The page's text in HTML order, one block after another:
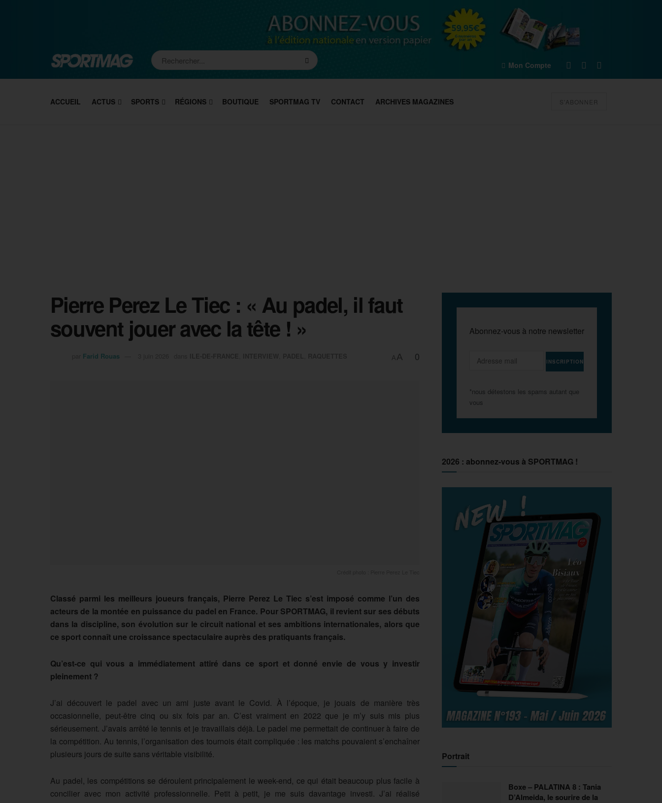
Mon Compte
ACCUEIL ACTUS SPORTS RÉGIONS BOUTIQUE SPORTMAG TV CONTACT ARCHIVES MAGAZINES S'ABONNER
Pierre Perez Le Tiec : « Au padel, il faut
souvent jouer avec la tête ! »
Farid Rouas A A 0
Classé parmi les meilleurs joueurs français, Pierre Perez Le Tiec s’est imposé comme l’un des
acteurs de la montée en puissance du padel en France. Pour SPORTMAG, il revient sur ses débuts
dans la discipline, son évolution sur le circuit national et ses ambitions internationales, alors que
ce sport connaît une croissance spectaculaire auprès des pratiquants français.
Qu’est-ce qui vous a immédiatement attiré dans ce sport et donné envie de vous y investir
pleinement ?
J’ai découvert le padel avec un ami juste avant le Covid. À l’époque, je jouais de manière très
occasionnelle, peut-être cinq ou six fois par an. C’est vraiment en 2022 que je m’y suis mis plus
sérieusement. J’avais arrêté le tennis et je travaillais déjà. Le padel me permettait de continuer à faire de
la compétition. Au tennis, l’organisation des tournois était compliquée : les matchs pouvaient s’enchaîner
plusieurs jours de suite sans véritable visibilité.
Au padel, les compétitions se déroulent principalement le week-end, ce qui était beaucoup plus facile à
concilier avec mon activité professionnelle. Petit à petit, je me suis davantage investi. J’ai réalisé
Abonnez-vous à notre newsletter
*nous détestons les spams autant que
vous
2026 : abonnez-vous à SPORTMAG !
Portrait
Boxe – PALATINA 8 : Tania
D’Almeida, le sourire de la